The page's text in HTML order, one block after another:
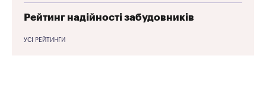
Рейтинг надійності забудовників
УСІ РЕЙТИНГИ